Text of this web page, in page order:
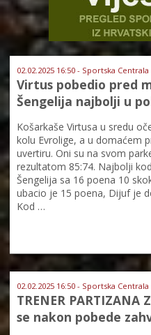
02.02.2025 16:50 - Sportska Centrala
Virtus pobedio pred
Šengelija najbolji u
Košarkaše Virtusa u sredu
kolu Evrolige, a u domaćem
uvertiru. Oni su na svom
rezultatom 85:74. Najbolji
Šengelija sa 16 poena 10
ubacio je 15 poena, Dijuf je
Kod …
02.02.2025 16:50 - Sportska Centrala
TRENER PARTIZANA
se nakon pobede